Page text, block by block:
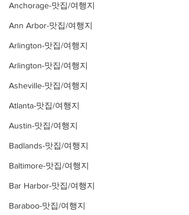
Anchorage-맛집/여행지
Ann Arbor-맛집/여행지
Arlington-맛집/여행지
Arlington-맛집/여행지
Asheville-맛집/여행지
Atlanta-맛집/여행지
Austin-맛집/여행지
Badlands-맛집/여행지
Baltimore-맛집/여행지
Bar Harbor-맛집/여행지
Baraboo-맛집/여행지